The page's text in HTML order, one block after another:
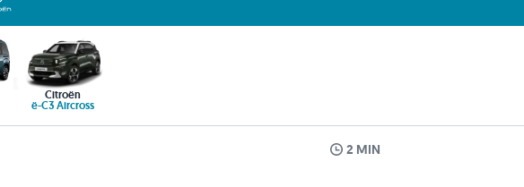
Citroën
ë-C3 Aircross
2 MIN